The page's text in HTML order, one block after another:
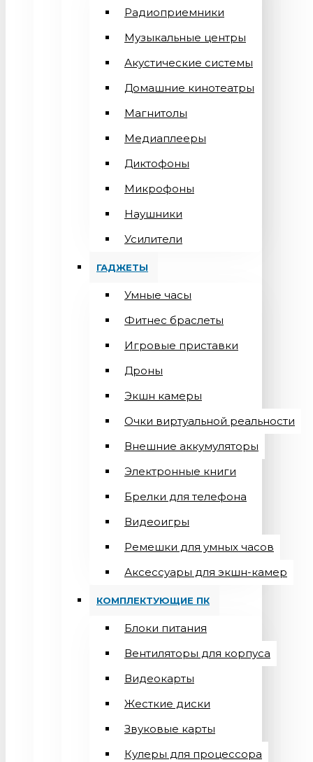
Радиоприемники
Музыкальные центры
Акустические системы
Домашние кинотеатры
Магнитолы
Медиаплееры
Диктофоны
Микрофоны
Наушники
Усилители
ГАДЖЕТЫ
Умные часы
Фитнес браслеты
Игровые приставки
Дроны
Экшн камеры
Очки виртуальной реальности
Внешние аккумуляторы
Электронные книги
Брелки для телефона
Видеоигры
Ремешки для умных часов
Аксессуары для экшн-камер
КОМПЛЕКТУЮЩИЕ ПК
Блоки питания
Вентиляторы для корпуса
Видеокарты
Жесткие диски
Звуковые карты
Кулеры для процессора